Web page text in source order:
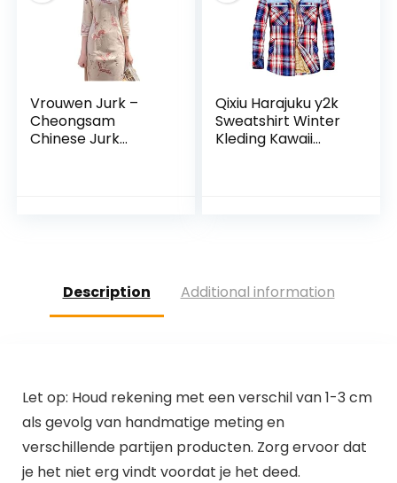
Vrouwen Jurk –
Cheongsam
Chinese Jurk
Qixiu Harajuku y2k
Sweatshirt Winter
Kleding Kawaii
Description Additional information
Let op: Houd rekening met een verschil van 1-3 cm
als gevolg van handmatige meting en
verschillende partijen producten. Zorg ervoor dat
je het niet erg vindt voordat je het deed.